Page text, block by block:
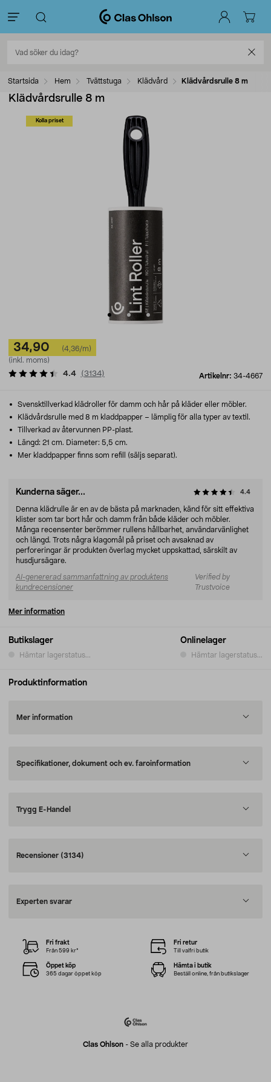
Startsida Hem Tvättstuga Klädvård Klädvårdsrulle 8 m
Klädvårdsrulle 8 m
Kolla priset
34,90
(4,36/m)
(inkl. moms)
Artikelnr: 34-4667
4.4 (3134)
Butikslager
Hämtar lagerstatus...
Onlinelager
Hämtar lagerstatus...
Svensktillverkad klädroller för damm och hår på kläder eller möbler.
Klädvårdsrulle med 8 m kladdpapper – lämplig för alla typer av textil.
Tillverkad av återvunnen PP-plast.
Längd: 21 cm. Diameter: 5,5 cm.
Mer kladdpapper finns som refill (säljs separat).
Kunderna säger... 4.4
Denna klädrulle är en av de bästa på marknaden, känd för sitt effektiva
klister som tar bort hår och damm från både kläder och möbler.
Många recensenter berömmer rullens hållbarhet, användarvänlighet
och längd. Trots några klagomål på priset och avsaknad av
perforeringar är produkten överlag mycket uppskattad, särskilt av
husdjursägare.
AI-genererad sammanfattning av produktens
kundrecensioner
Verified by
Trustvoice
Mer information
Produktinformation
Mer information
Specifikationer, dokument och ev. faroinformation
Trygg E-Handel
Recensioner (3134)
Experten svarar
Clas Ohlson - Se alla produkter
Fri frakt
Från 599 kr*
Fri retur
Till valfri butik
Öppet köp
365 dagar öppet köp
Hämta i butik
Beställ online, från butikslager